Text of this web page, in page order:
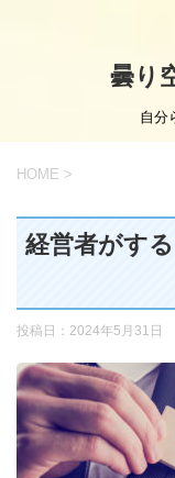
曇り
自分
HOME >
経営者がす
投稿日： 2024年5月31日